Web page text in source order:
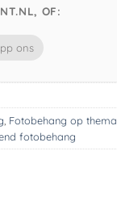
OF:
ons
Fotobehang op thema
fotobehang